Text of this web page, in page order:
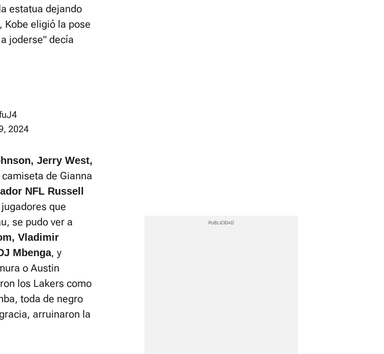
estatua dejando
Kobe eligió la pose
joderse" decía
2024
Jerry West,
de Gianna
NFL Russell
que
se pudo ver a
Vladimir
Mbenga, y
o Austin
los Lakers como
toda de negro
arruinaron la